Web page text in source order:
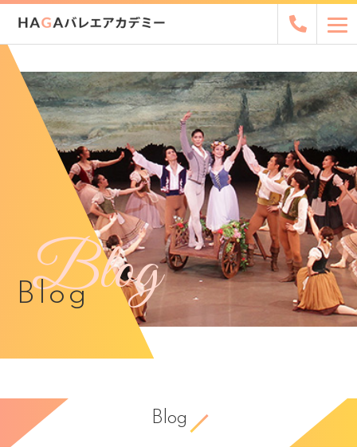
Blog
Blog
Blog